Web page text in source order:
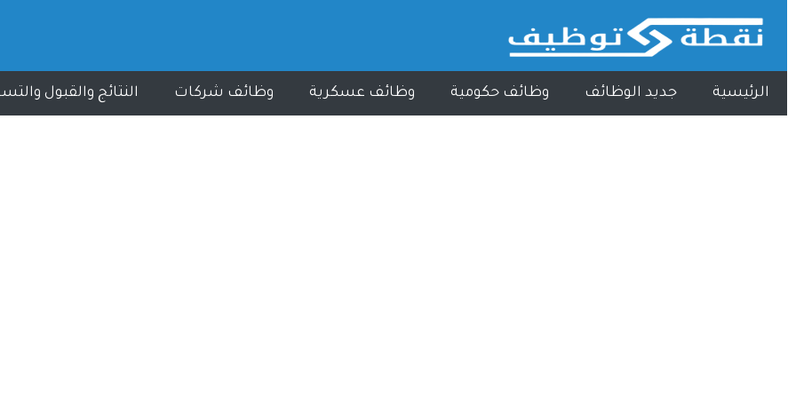
الرئيسية جديد الوظائف وظائف حكومية وظائف عسكرية وظائف شركات النتائج والقبول